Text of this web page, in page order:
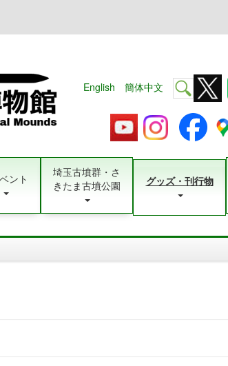
English 簡体中文
ント
埼玉古墳群・さ
きたま古墳公園
グッズ・刊行物